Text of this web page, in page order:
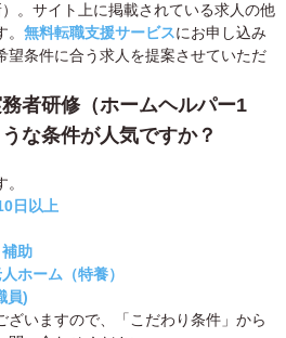
。サイト上に掲載されている求人の他
無料転職支援サービスにお申し込み
望条件に合う求人を提案させていただ
者研修（ホームヘルパー1
な条件が人気ですか？
日以上
助
ホーム（特養）
員)
ざいますので、「こだわり条件」から